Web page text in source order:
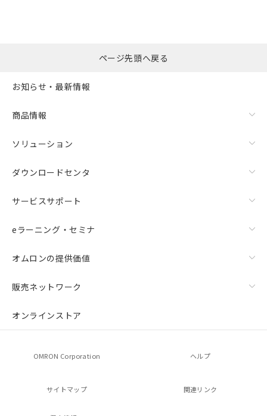
ページ先頭へ戻る
お知らせ・最新情報
商品情報
ソリューション
ダウンロードセンタ
サービスサポート
eラーニング・セミナ
オムロンの提供価値
販売ネットワーク
オンラインストア
OMRON Corporation ヘルプ
サイトマップ 関連リンク